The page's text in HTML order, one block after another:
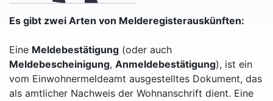
Es gibt zwei Arten von Melderegisterauskünften:
Eine Meldebestätigung (oder auch
Meldebescheinigung, Anmeldebestätigung), ist ein
vom Einwohnermeldeamt ausgestelltes Dokument, das
als amtlicher Nachweis der Wohnanschrift dient. Eine